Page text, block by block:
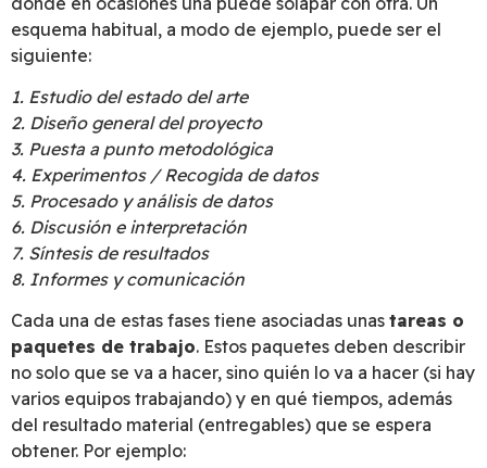
esquema habitual, a modo de ejemplo, puede ser el
siguiente:
1. Estudio del estado del arte
2. Diseño general del proyecto
3. Puesta a punto metodológica
4. Experimentos / Recogida de datos
5. Procesado y análisis de datos
6. Discusión e interpretación
7. Síntesis de resultados
8. Informes y comunicación
Cada una de estas fases tiene asociadas unas tareas o
paquetes de trabajo. Estos paquetes deben describir
no solo que se va a hacer, sino quién lo va a hacer (si hay
varios equipos trabajando) y en qué tiempos, además
del resultado material (entregables) que se espera
obtener. Por ejemplo: